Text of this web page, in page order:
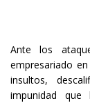
Ante los
empresariado
insultos,
impunidad